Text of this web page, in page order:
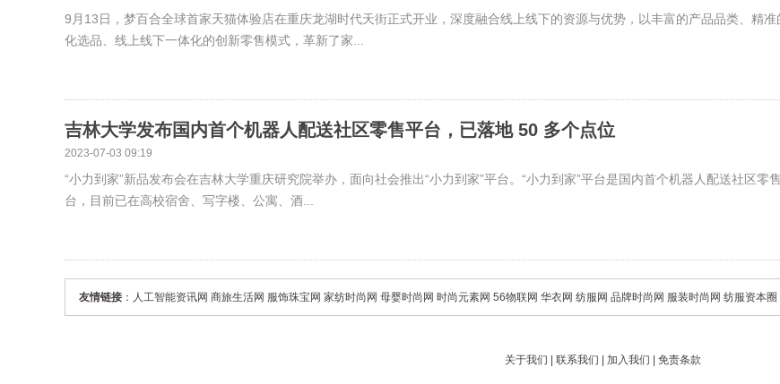
9月13日，梦百合全球首家天猫体验店在重庆龙湖时代天街正式开业，深度融合线上线下的资源与优势，以丰富的产品品类、精准
化选品、线上线下一体化的创新零售模式，革新了家...
吉林大学发布国内首个机器人配送社区零售平台，已落地 50 多个点位
2023-07-03 09:19
“小力到家”新品发布会在吉林大学重庆研究院举办，面向社会推出“小力到家”平台。“小力到家”平台是国内首个机器人配送社区零
台，目前已在高校宿舍、写字楼、公寓、酒...
友情链接 ： 人工智能资讯网 商旅生活网 服饰珠宝网 家纺时尚网 母婴时尚网 时尚元素网 56物联网 华衣网 纺服网 品牌时尚网 服装时尚网 纺服资本圈
关于我们 联系我们 加入我们 免责条款